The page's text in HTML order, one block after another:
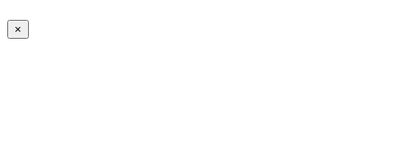
×